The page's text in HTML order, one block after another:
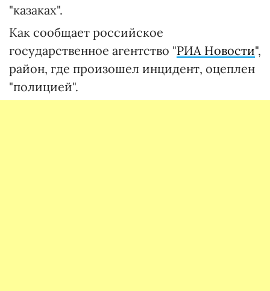
"казаках".
Как сообщает российское
государственное агентство "РИА Новости",
район, где произошел инцидент, оцеплен
"полицией".